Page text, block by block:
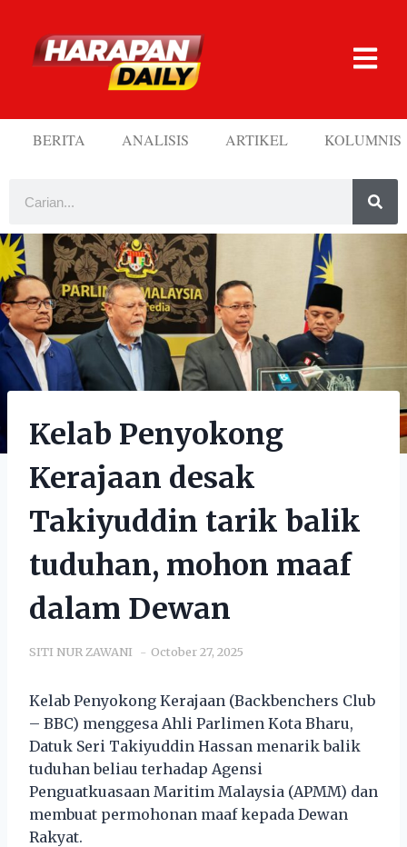
BERITA ANALISIS ARTIKEL KOLUMNIS
Kelab Penyokong
Kerajaan desak
Takiyuddin tarik balik
tuduhan, mohon maaf
dalam Dewan
SITI NUR ZAWANI October 27, 2025
Kelab Penyokong Kerajaan (Backbenchers Club
– BBC) menggesa Ahli Parlimen Kota Bharu,
Datuk Seri Takiyuddin Hassan menarik balik
tuduhan beliau terhadap Agensi
Penguatkuasaan Maritim Malaysia (APMM) dan
membuat permohonan maaf kepada Dewan
Rakyat.